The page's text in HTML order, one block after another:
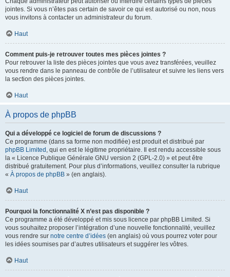
jointes. Si vous n’êtes pas certain de savoir ce qui est autorisé ou non, nous
vous invitons à contacter un administrateur du forum.
Haut
Comment puis-je retrouver toutes mes pièces jointes ?
Pour retrouver la liste des pièces jointes que vous avez transférées, veuillez
vous rendre dans le panneau de contrôle de l’utilisateur et suivre les liens vers
la section des pièces jointes.
Haut
À propos de phpBB
Qui a développé ce logiciel de forum de discussions ?
Ce programme (dans sa forme non modifiée) est produit et distribué par
phpBB Limited , qui en est le légitime propriétaire. Il est rendu accessible sous
la « Licence Publique Générale GNU version 2 (GPL-2.0) » et peut être
distribué gratuitement. Pour plus d’informations, veuillez consulter la rubrique
« À propos de phpBB » (en anglais).
Haut
Pourquoi la fonctionnalité X n’est pas disponible ?
Ce programme a été développé et mis sous licence par phpBB Limited. Si
vous souhaitez proposer l’intégration d’une nouvelle fonctionnalité, veuillez
vous rendre sur notre centre d’idées (en anglais) où vous pourrez voter pour
les idées soumises par d’autres utilisateurs et suggérer les vôtres.
Haut